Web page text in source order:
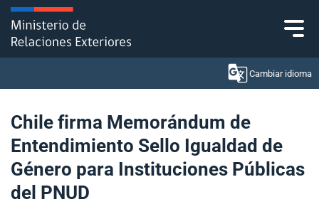
Click acá para ir directamente al contenido
Cambiar idioma
Ministerio
Política Exterior
Chile firma Memorándum de
Entendimiento Sello Igualdad de
Género para Instituciones Públicas
del PNUD